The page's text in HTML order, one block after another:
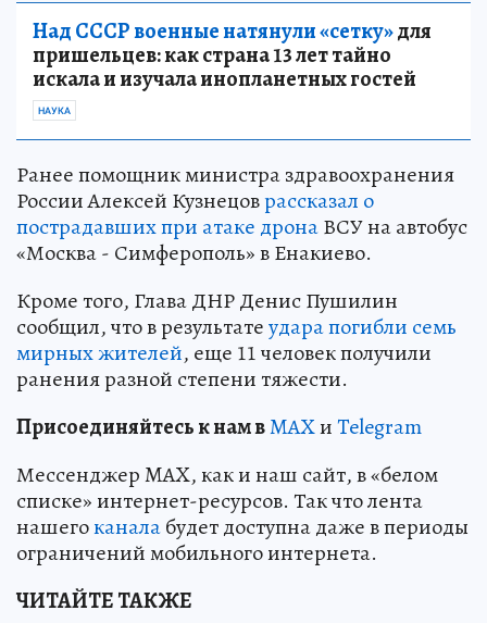
Над СССР военные натянули «сетку»для
пришельцев: как страна 13 лет тайно
искала и изучала инопланетных гостей
НАУКА
Ранее помощник министра здравоохранения
России Алексей Кузнецоврассказал о
пострадавших при атаке дронаВСУ на автобус
«Москва - Симферополь» в Енакиево.
Кроме того, Глава ДНР Денис Пушилин
сообщил, что в результатеудара погибли семь
мирных жителей, еще 11 человек получили
ранения разной степени тяжести.
Присоединяйтесь к нам вMAXиTelegram
Мессенджер MAX, как и наш сайт, в «белом
списке» интернет-ресурсов. Так что лента
нашегоканалабудет доступна даже в периоды
ограничений мобильного интернета.
ЧИТАЙТЕ ТАКЖЕ